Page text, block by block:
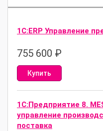
1С:ERP Управление
755 600 ₽
Купить
1С:Предприятие 8.
управление
поставка